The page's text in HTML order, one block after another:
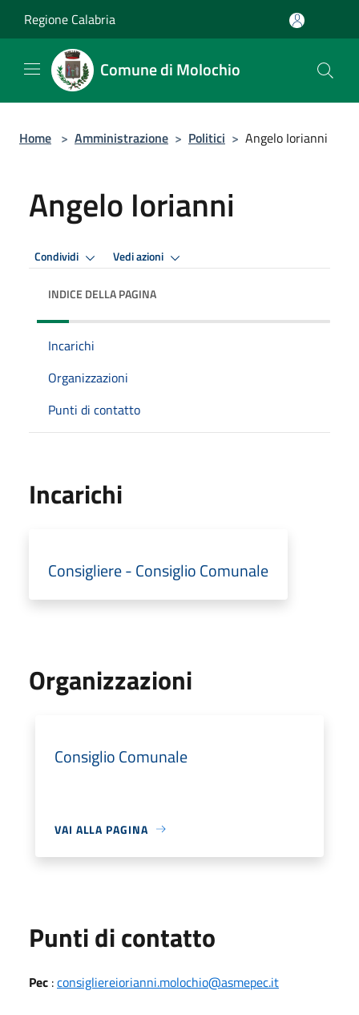
Regione Calabria
Comune di Molochio
Home > Amministrazione > Politici > Angelo Iorianni
Angelo Iorianni
Condividi Vedi azioni
INDICE DELLA PAGINA
Incarichi
Organizzazioni
Punti di contatto
Incarichi
Consigliere - Consiglio Comunale
Organizzazioni
Consiglio Comunale
VAI ALLA PAGINA
Punti di contatto
Pec :consigliereiorianni.molochio@asmepec.it